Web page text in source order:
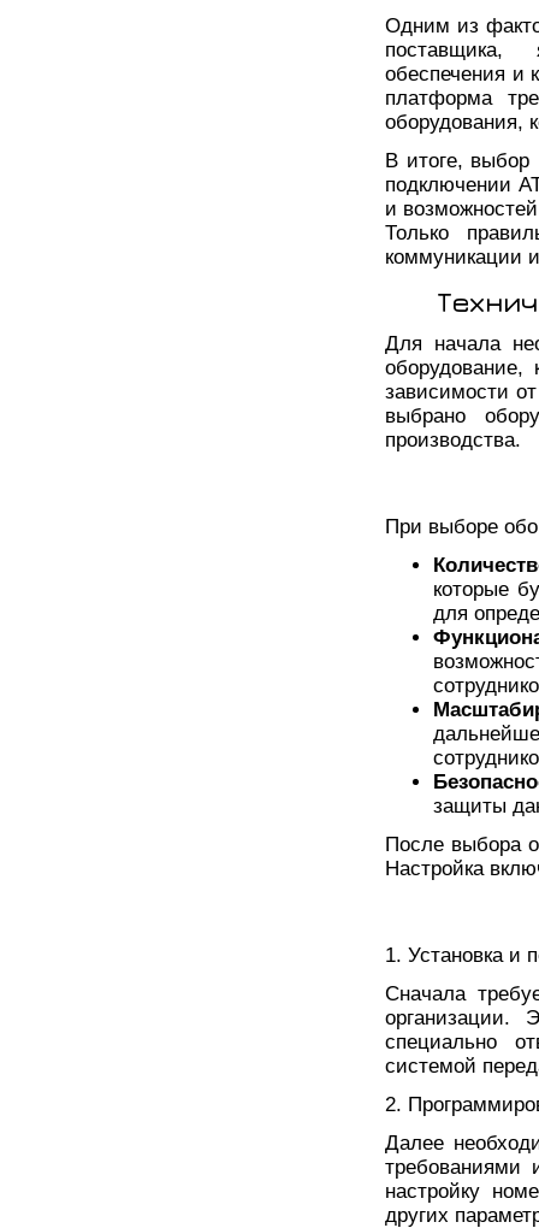
Одним из
поставщика,
обеспечения и
платформа
оборудования,
В итоге,
подключении
и
Только
коммуникации
Для начала
зависимости
выбрано
производства.
При выборе
которые
для
защиты
После выбора
Настройка
1. Установка и
Сначала
организации.
специально
системой
2.
Далее
требованиями
настройку
других